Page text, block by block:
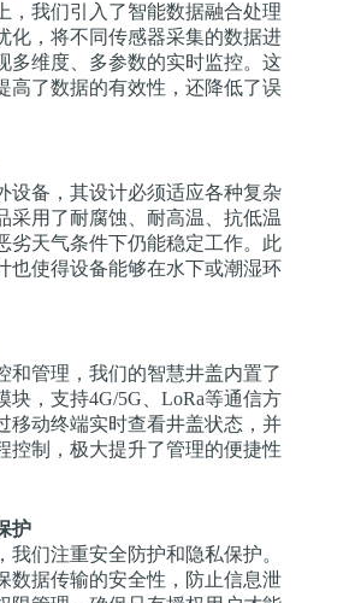
，我们引入了智能数据融合处理
化，将不同传感器采集的数据进
多维度、多参数的实时监控。这
高了数据的有效性，还降低了误
设备，其设计必须适应各种复杂
采用了耐腐蚀、耐高温、抗低温
劣天气条件下仍能稳定工作。此
也使得设备能够在水下或潮湿环
和管理，我们的智慧井盖内置了
块，支持4G/5G、LoRa等通信方
移动终端实时查看井盖状态，并
控制，极大提升了管理的便捷性
护
我们注重安全防护和隐私保护。
数据传输的安全性，防止信息泄